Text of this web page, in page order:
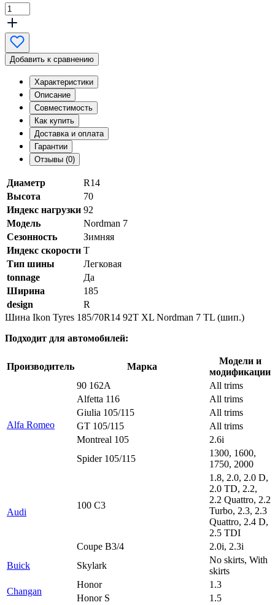
Добавить к сравнению
Характеристики
Описание
Совместимость
Как купить
Доставка и оплата
Гарантии
Отзывы (0)
Диаметр
R14
Высота
70
Индекс нагрузки 92
Модель
Nordman 7
Сезонность
Зимняя
Индекс скорости T
Тип шины
Легковая
tonnage
Да
Ширина
185
design
R
Шина Ikon Tyres 185/70R14 92T XL Nordman 7 TL (шип.)
Подходит для автомобилей:
Производитель Марка
Модели и
модификации
Alfa Romeo
90 162A
All trims
Alfetta 116
All trims
Giulia 105/115
All trims
GT 105/115
All trims
Montreal 105
2.6i
Spider 105/115
1300, 1600,
1750, 2000
Audi
100 C3
1.8, 2.0, 2.0 D,
2.0 TD, 2.2,
2.2 Quattro, 2.2
Turbo, 2.3, 2.3
Quattro, 2.4 D,
2.5 TDI
Coupe B3/4
2.0i, 2.3i
Buick
Skylark
No skirts, With
skirts
Changan
Honor
1.3
Honor S
1.5